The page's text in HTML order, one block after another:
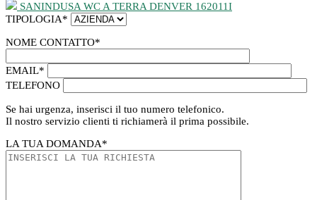
SANINDUSA WC A TERRA DENVER 162011I
TIPOLOGIA*
NOME CONTATTO*
EMAIL*
TELEFONO
Se hai urgenza, inserisci il tuo numero telefonico.
Il nostro servizio clienti ti richiamerà il prima possibile.
LA TUA DOMANDA*